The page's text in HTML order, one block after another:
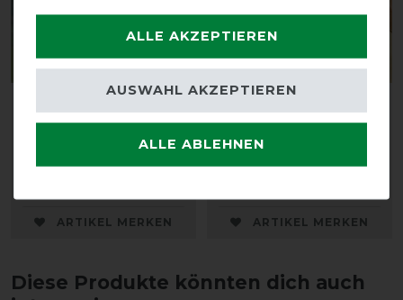
Fliegenkordelband
vorher 9,90 €
ARTIKEL MERKEN
COVER FRANSEN GAP II -
schwarz
vorher 19,85 €
ARTIKEL MERKEN
Diese Produkte könnten dich auch
ALLE AKZEPTIEREN
ALLE ABLEHNEN
AUSWAHL AKZEPTIEREN